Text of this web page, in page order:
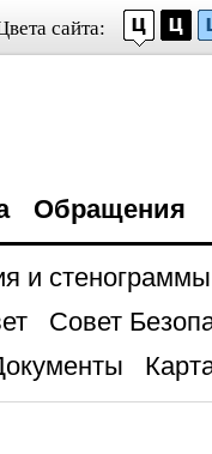
сайта:
Обращения
и стенограммы
Совет